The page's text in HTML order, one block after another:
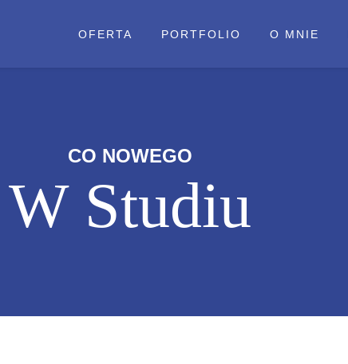
OFERTA PORTFOLIO O MNIE
CO NOWEGO
W Studiu